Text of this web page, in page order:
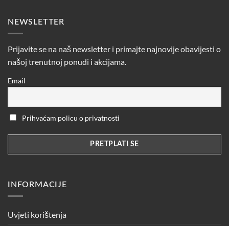
NEWSLETTER
Prijavite se na naš newsletter i primajte najnovije obavijesti o
našoj trenutnoj ponudi i akcijama.
Email
Prihvaćam policu o privatnosti
INFORMACIJE
Uvjeti korištenja